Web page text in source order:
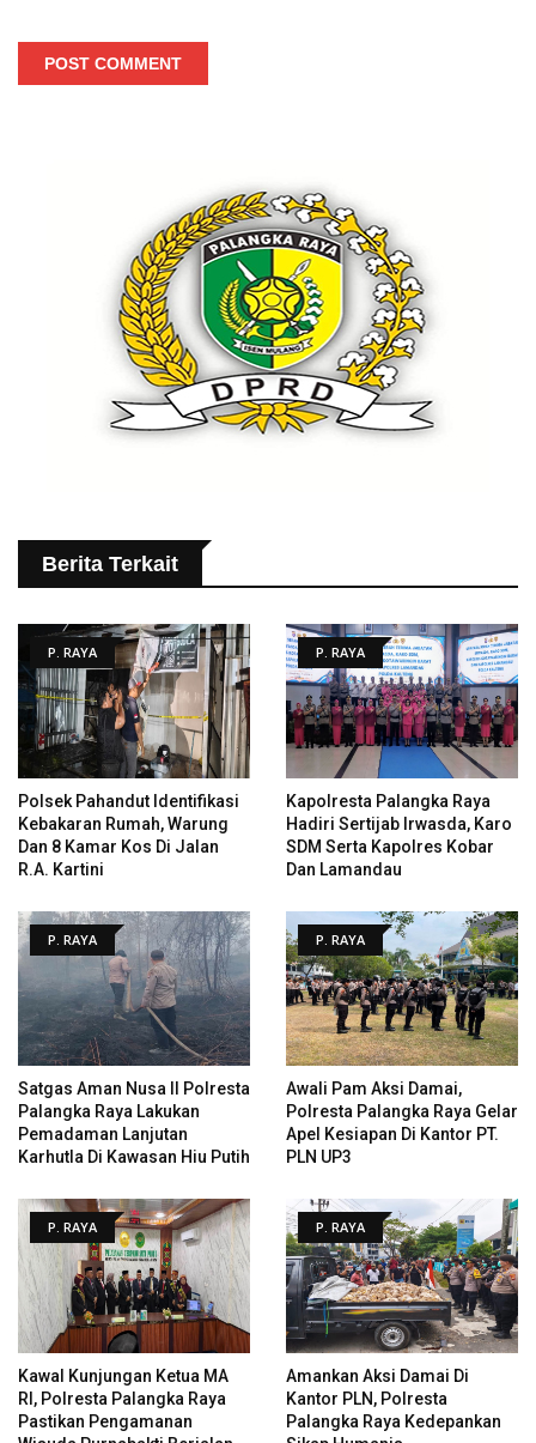
POST COMMENT
Berita Terkait
P. RAYA
Polsek Pahandut Identifikasi
Kebakaran Rumah, Warung
Dan 8 Kamar Kos Di Jalan
R.A. Kartini
P. RAYA
Kapolresta Palangka Raya
Hadiri Sertijab Irwasda, Karo
SDM Serta Kapolres Kobar
Dan Lamandau
P. RAYA
Satgas Aman Nusa II Polresta
Palangka Raya Lakukan
Pemadaman Lanjutan
Karhutla Di Kawasan Hiu Putih
P. RAYA
Awali Pam Aksi Damai,
Polresta Palangka Raya Gelar
Apel Kesiapan Di Kantor PT.
PLN UP3
P. RAYA
Kawal Kunjungan Ketua MA
RI, Polresta Palangka Raya
Pastikan Pengamanan
P. RAYA
Amankan Aksi Damai Di
Kantor PLN, Polresta
Palangka Raya Kedepankan